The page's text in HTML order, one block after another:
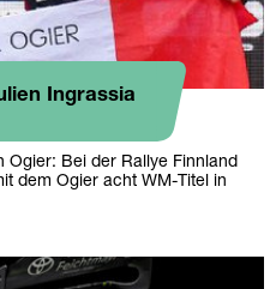
Ingrassia
Ogier: Bei der Rallye Finnland
dem Ogier acht WM-Titel in